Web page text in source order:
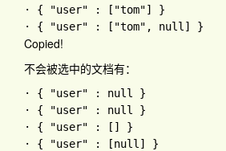
· { "user" : [ "tom"] }
· { "user" : [ "tom" , null ]
Copied!
不会被选中的文档有：
· { "user" : null }
· { "user" : null }
· { "user" : [ ] }
· { "user" : [null ] }